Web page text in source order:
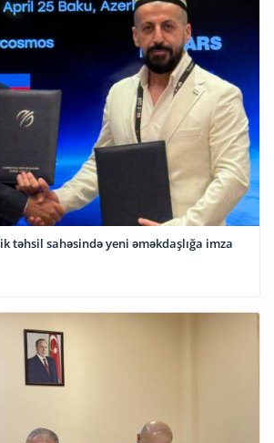
təhsil sahəsində yeni əməkdaşlığa imza